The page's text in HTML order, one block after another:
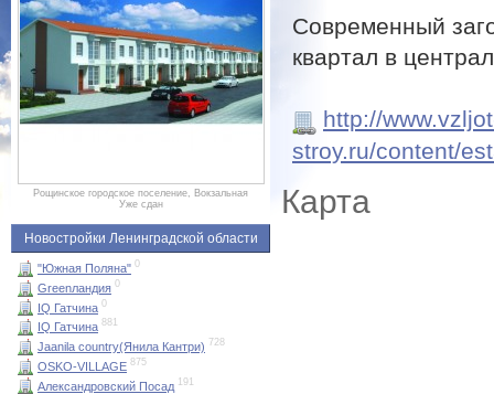
Рощинское городское поселение, Вокзальная
Уже сдан
Новостройки Ленинградской области
"Южная Поляна" 0
Greenландия 0
IQ Гатчина 0
IQ Гатчина 881
Jaanila country(Янила Кантри) 728
OSKO-VILLAGE 875
Александровский Посад 191
Современный
квартал в
http://
stroy.ru/content/
Карта